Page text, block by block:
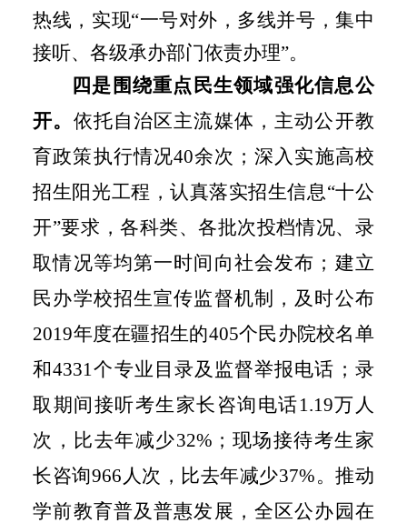
热线，实现“一号对外，多线并号，集中
接听、各级承办部门依责办理”。
四是 围绕重点民生领域强化信息公
开。 依托自治区主流媒体，主动公开教
育政策执行情况40余次；深入实施高校
招生阳光工程，认真落实招生信息“十公
开”要求，各科类、各批次投档情况、录
取情况等均第一时间向社会发布；建立
民办学校招生宣传监督机制
， 及时公布
2019年度在疆招生的405个民办院校名单
和4331 个专业目录及监督举报电话；录
取期间接听考生家长咨询电话1.19万人
次，比去年减少32% ；现场接待考生家
长咨询966 人次，比去年减少37%。推动
学前教育普及普惠发展，全区公办园在